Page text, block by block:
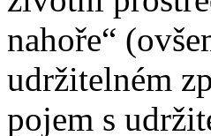
nahoře“
udržitelném
pojem s